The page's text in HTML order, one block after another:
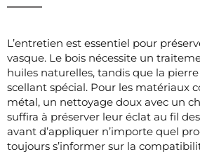
L’entretien est essentiel pour
vasque. Le bois nécessite un
huiles naturelles, tandis que la
scellant spécial. Pour les matériaux
métal, un nettoyage doux avec un
suffira à préserver leur éclat au fil
avant d’appliquer n’importe quel
toujours s’informer sur la